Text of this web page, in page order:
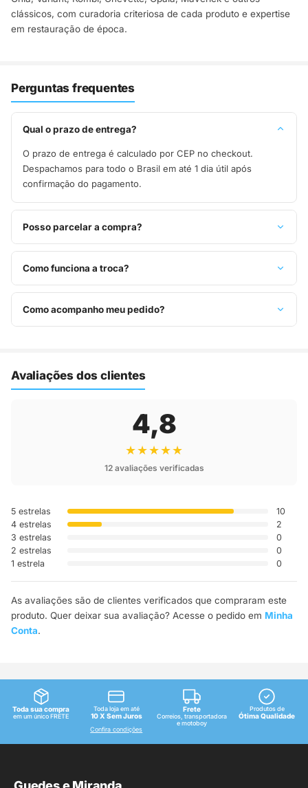
clássicos, com curadoria criteriosa de cada produto e expertise
em restauração de época.
Perguntas frequentes
Qual o prazo de entrega?
O prazo de entrega é calculado por CEP no checkout.
Despachamos para todo o Brasil em até 1 dia útil após
confirmação do pagamento.
Posso parcelar a compra?
Sim, parcelamos em até 10x sem juros no cartão de crédito,
ou pague à vista no Pix com 8% de desconto.
Como funciona a troca?
Você tem 7 dias após o recebimento para solicitar troca.
Basta entrar em contato pelo WhatsApp ou e-mail.
Como acompanho meu pedido?
Avaliações dos clientes
4,8
★★★★★
12 avaliações verificadas
5 estrelas
10
4 estrelas
2
3 estrelas
0
2 estrelas
0
1 estrela
0
As avaliações são de clientes verificados que compraram este
produto. Quer deixar sua avaliação? Acesse o pedido em Minha
Conta.
Toda sua compra
em um único FRETE
Toda loja em até
10 X Sem Juros
Confira condições
Frete
Correios, transportadora
e motoboy
Produtos de
Ótima Qualidade